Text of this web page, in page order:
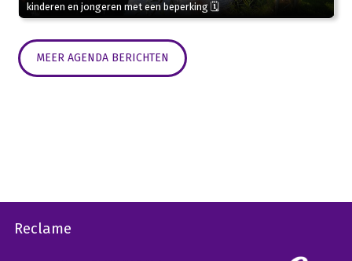
kinderen en jongeren met een beperking 🗓
MEER AGENDA BERICHTEN
Reclame